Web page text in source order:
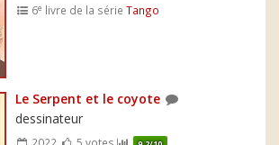
6e livre de la sérieTango
Le Serpent et le coyote
dessinateur
2022 5 votes